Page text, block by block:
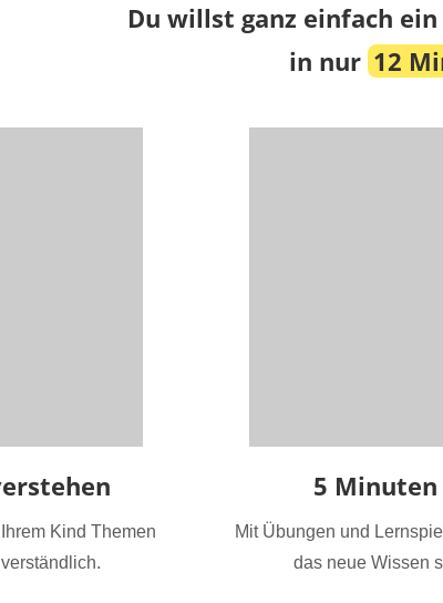
Du willst ganz einfach
in nur 12
Kind Themen
5 Minuten
Mit Übungen und
das neue Wissen